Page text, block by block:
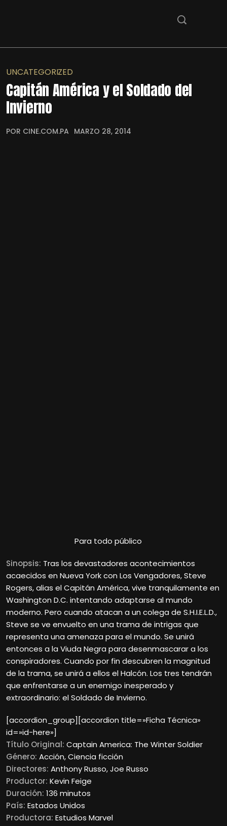
UNCATEGORIZED
Capitán América y el Soldado del
Invierno
POR CINE.COM.PA MARZO 28, 2014
Para todo público
Sinopsis: Tras los devastadores acontecimientos
acaecidos en Nueva York con Los Vengadores, Steve
Rogers, alias el Capitán América, vive tranquilamente en
Washington D.C. intentando adaptarse al mundo
moderno. Pero cuando atacan a un colega de S.H.I.E.L.D.,
Steve se ve envuelto en una trama de intrigas que
representa una amenaza para el mundo. Se unirá
entonces a la Viuda Negra para desenmascarar a los
conspiradores. Cuando por fin descubren la magnitud
de la trama, se unirá a ellos el Halcón. Los tres tendrán
que enfrentarse a un enemigo inesperado y
extraordinario: el Soldado de Invierno.
[accordion_group][accordion title=»Ficha Técnica»
id=»id-here»]
Título Original: Captain America: The Winter Soldier
Género: Acción, Ciencia ficción
Directores: Anthony Russo, Joe Russo
Productor: Kevin Feige
Duración: 136 minutos
País: Estados Unidos
Productora: Estudios Marvel